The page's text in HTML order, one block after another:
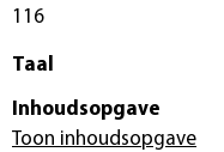
116
Taal
Inhoudsopgave
Toon inhoudsopgave